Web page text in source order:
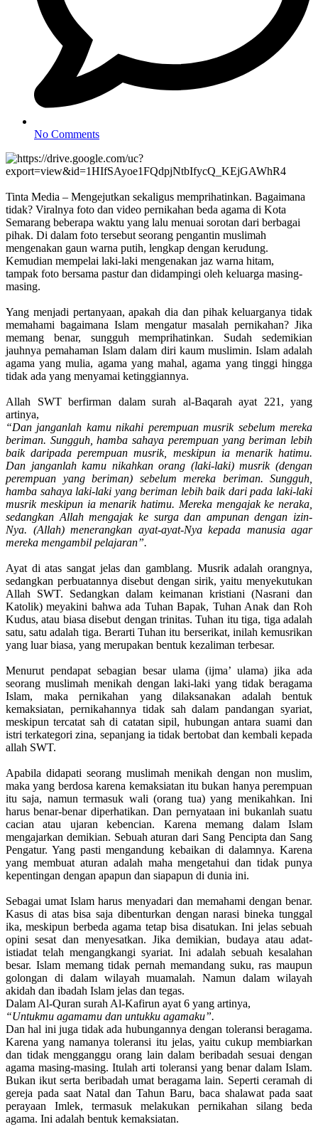
No Comments
Tinta Media – Mengejutkan sekaligus memprihatinkan. Bagaimana
tidak? Viralnya foto dan video pernikahan beda agama di Kota
Semarang beberapa waktu yang lalu menuai sorotan dari berbagai
pihak. Di dalam foto tersebut seorang pengantin muslimah
mengenakan gaun warna putih, lengkap dengan kerudung.
Kemudian mempelai laki-laki mengenakan jaz warna hitam,
tampak foto bersama pastur dan didampingi oleh keluarga masing-
masing.
Yang menjadi pertanyaan, apakah dia dan pihak keluarganya tidak
memahami bagaimana Islam mengatur masalah pernikahan? Jika
memang benar, sungguh memprihatinkan. Sudah sedemikian
jauhnya pemahaman Islam dalam diri kaum muslimin. Islam adalah
agama yang mulia, agama yang mahal, agama yang tinggi hingga
tidak ada yang menyamai ketinggiannya.
Allah SWT berfirman dalam surah al-Baqarah ayat 221, yang
artinya,
“Dan janganlah kamu nikahi perempuan musrik sebelum mereka
beriman. Sungguh, hamba sahaya perempuan yang beriman lebih
baik daripada perempuan musrik, meskipun ia menarik hatimu.
Dan janganlah kamu nikahkan orang (laki-laki) musrik (dengan
perempuan yang beriman) sebelum mereka beriman. Sungguh,
hamba sahaya laki-laki yang beriman lebih baik dari pada laki-laki
musrik meskipun ia menarik hatimu. Mereka mengajak ke neraka,
sedangkan Allah mengajak ke surga dan ampunan dengan izin-
Nya. (Allah) menerangkan ayat-ayat-Nya kepada manusia agar
mereka mengambil pelajaran”.
Ayat di atas sangat jelas dan gamblang. Musrik adalah orangnya,
sedangkan perbuatannya disebut dengan sirik, yaitu menyekutukan
Allah SWT. Sedangkan dalam keimanan kristiani (Nasrani dan
Katolik) meyakini bahwa ada Tuhan Bapak, Tuhan Anak dan Roh
Kudus, atau biasa disebut dengan trinitas. Tuhan itu tiga, tiga adalah
satu, satu adalah tiga. Berarti Tuhan itu berserikat, inilah kemusrikan
yang luar biasa, yang merupakan bentuk kezaliman terbesar.
Menurut pendapat sebagian besar ulama (ijma’ ulama) jika ada
seorang muslimah menikah dengan laki-laki yang tidak beragama
Islam, maka pernikahan yang dilaksanakan adalah bentuk
kemaksiatan, pernikahannya tidak sah dalam pandangan syariat,
meskipun tercatat sah di catatan sipil, hubungan antara suami dan
istri terkategori zina, sepanjang ia tidak bertobat dan kembali kepada
allah SWT.
Apabila didapati seorang muslimah menikah dengan non muslim,
maka yang berdosa karena kemaksiatan itu bukan hanya perempuan
itu saja, namun termasuk wali (orang tua) yang menikahkan. Ini
harus benar-benar diperhatikan. Dan pernyataan ini bukanlah suatu
cacian atau ujaran kebencian. Karena memang dalam Islam
mengajarkan demikian. Sebuah aturan dari Sang Pencipta dan Sang
Pengatur. Yang pasti mengandung kebaikan di dalamnya. Karena
yang membuat aturan adalah maha mengetahui dan tidak punya
kepentingan dengan apapun dan siapapun di dunia ini.
Sebagai umat Islam harus menyadari dan memahami dengan benar.
Kasus di atas bisa saja dibenturkan dengan narasi bineka tunggal
ika, meskipun berbeda agama tetap bisa disatukan. Ini jelas sebuah
opini sesat dan menyesatkan. Jika demikian, budaya atau adat-
istiadat telah mengangkangi syariat. Ini adalah sebuah kesalahan
besar. Islam memang tidak pernah memandang suku, ras maupun
golongan di dalam wilayah muamalah. Namun dalam wilayah
akidah dan ibadah Islam jelas dan tegas.
Dalam Al-Quran surah Al-Kafirun ayat 6 yang artinya,
“Untukmu agamamu dan untukku agamaku”.
Dan hal ini juga tidak ada hubungannya dengan toleransi beragama.
Karena yang namanya toleransi itu jelas, yaitu cukup membiarkan
dan tidak mengganggu orang lain dalam beribadah sesuai dengan
agama masing-masing. Itulah arti toleransi yang benar dalam Islam.
Bukan ikut serta beribadah umat beragama lain. Seperti ceramah di
gereja pada saat Natal dan Tahun Baru, baca shalawat pada saat
perayaan Imlek, termasuk melakukan pernikahan silang beda
agama. Ini adalah bentuk kemaksiatan.